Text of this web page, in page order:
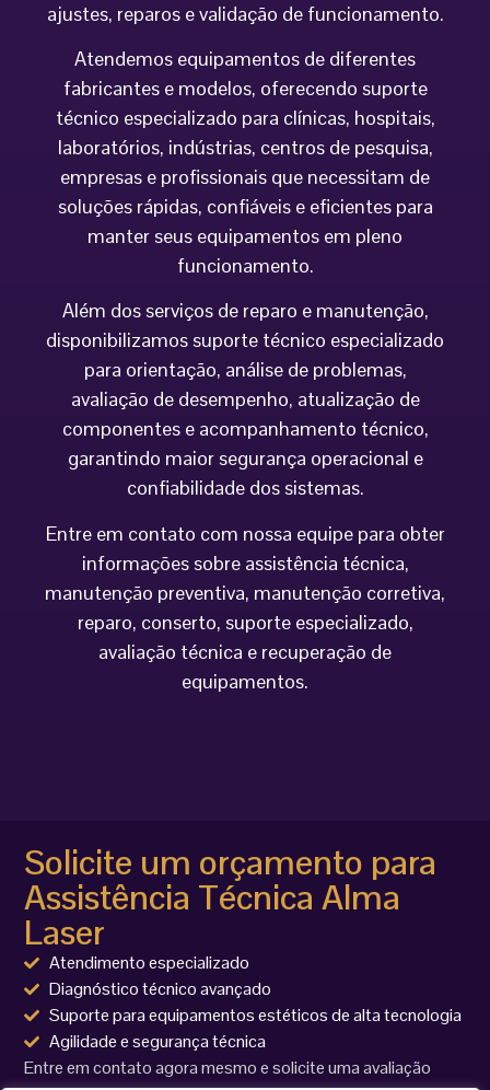
ajustes, reparos e validação de funcionamento.
Atendemos equipamentos de diferentes
fabricantes e modelos, oferecendo suporte
técnico especializado para clínicas, hospitais,
laboratórios, indústrias, centros de pesquisa,
empresas e profissionais que necessitam de
soluções rápidas, confiáveis e eficientes para
manter seus equipamentos em pleno
funcionamento.
Além dos serviços de reparo e manutenção,
disponibilizamos suporte técnico especializado
para orientação, análise de problemas,
avaliação de desempenho, atualização de
componentes e acompanhamento técnico,
garantindo maior segurança operacional e
confiabilidade dos sistemas.
Entre em contato com nossa equipe para obter
informações sobre assistência técnica,
manutenção preventiva, manutenção corretiva,
reparo, conserto, suporte especializado,
avaliação técnica e recuperação de
equipamentos.
Solicite um orçamento para
Assistência Técnica Alma
Laser
Atendimento especializado
Diagnóstico técnico avançado
Suporte para equipamentos estéticos de alta tecnologia
Agilidade e segurança técnica
Entre em contato agora mesmo e solicite uma avaliação